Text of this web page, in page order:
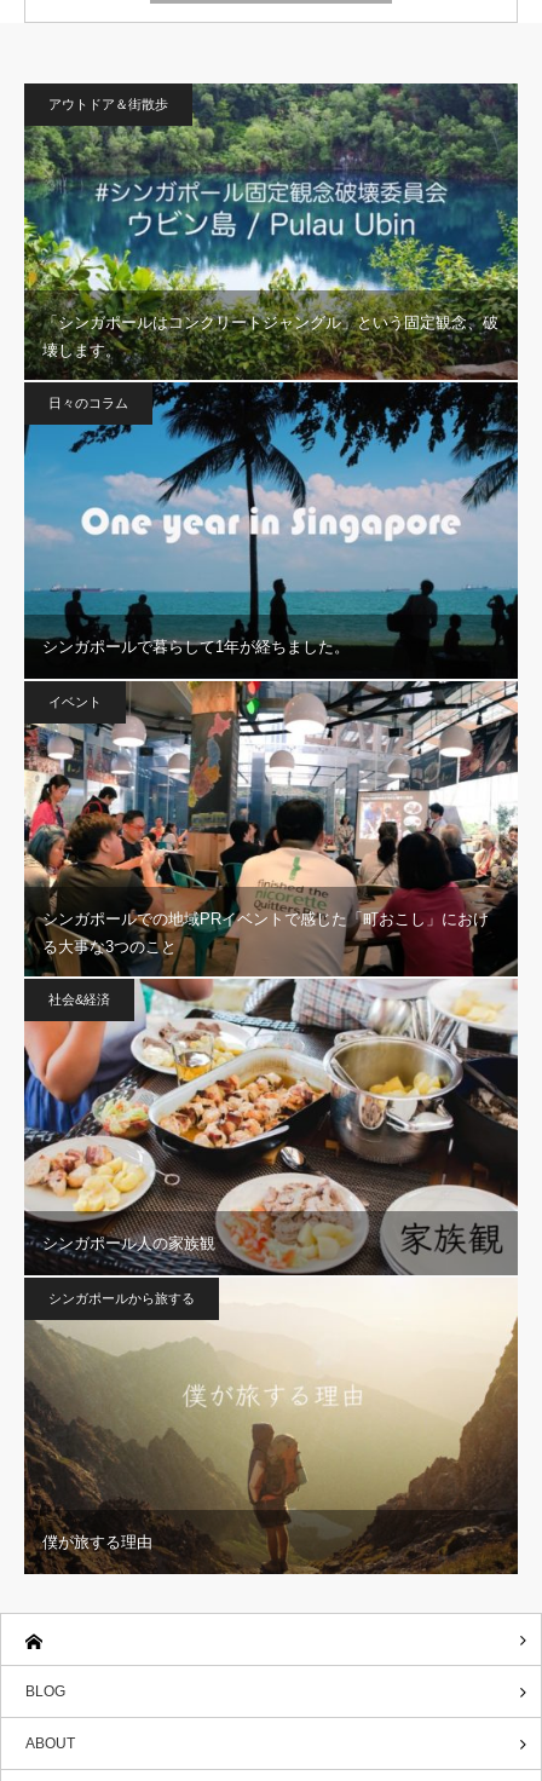
アウトドア＆街散歩
「シンガポールはコンクリートジャングル」という固定観念、破
壊します。
日々のコラム
シンガポールで暮らして1年が経ちました。
イベント
シンガポールでの地域PRイベントで感じた「町おこし」におけ
る大事な3つのこと
社会&経済
シンガポール人の家族観
シンガポールから旅する
僕が旅する理由
BLOG
ABOUT